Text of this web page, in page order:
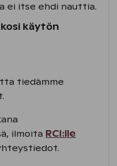
ei itse ehdi nauttia.
käytön
tiedämme
ilmoita RCI:lle